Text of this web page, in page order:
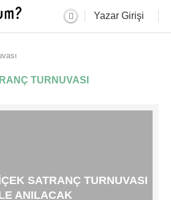
Yazar Girişi
TURNUVASI
SATRANÇ TURNUVASI
ANILACAK